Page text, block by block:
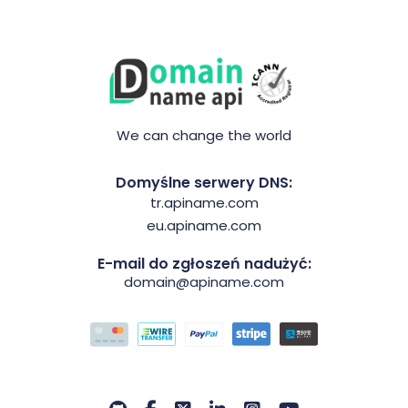
We can change the world
Domyślne serwery DNS:
tr.apiname.com
eu.apiname.com
E-mail do zgłoszeń nadużyć:
domain@apiname.com